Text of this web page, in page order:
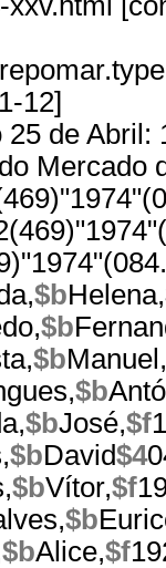
12]
25 de Abril:
Mercado
$bHelena,
$b
$bManuel,
$b
$bJosé,$f
$bDavid$4
$bVítor,$f
$b
$bAlice,$f